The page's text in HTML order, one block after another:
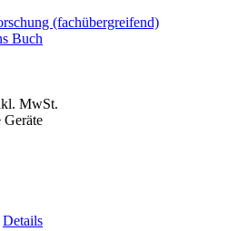
(fachübergreifend)
Buch
MwSt.
Details